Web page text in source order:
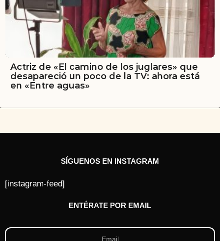
Actriz de «El camino de los juglares» que
desapareció un poco de la TV: ahora está
en «Entre aguas»
SÍGUENOS EN INSTAGRAM
[instagram-feed]
ENTÉRATE POR EMAIL